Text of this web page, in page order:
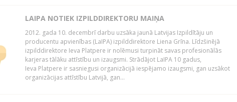
LAIPA NOTIEK IZPILDDIREKTORU MAIŅA
2012. gada 10. decembrī darbu uzsāka jaunā Latvijas Izpildītāju un
producentu apvienības (LaIPA) izpilddirektore Liena Grīna. Līdzšinējā
izpilddirektore Ieva Platpere ir nolēmusi turpināt savas profesionālās
karjeras tālāku attīstību un izaugsmi. Strādājot LaIPA 10 gadus,
Ieva Platpere ir sasniegusi organizācijā iespējamo izaugsmi, gan uzsākot
organizācijas attīstību Latvijā, gan...